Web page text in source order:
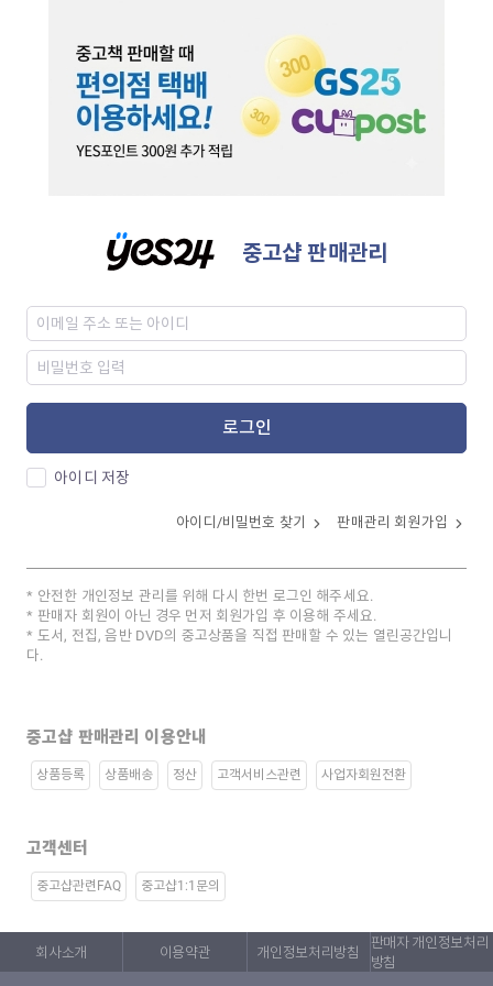
중고샵 판매관리
로그인
아이디 저장
아이디/비밀번호 찾기 판매관리 회원가입
안전한 개인정보 관리를 위해 다시 한번 로그인 해주세요.
판매자 회원이 아닌 경우 먼저 회원가입 후 이용해 주세요.
도서, 전집, 음반 DVD의 중고상품을 직접 판매할 수 있는 열린공간입니
다.
중고샵 판매관리 이용안내
상품등록 상품배송 정산 고객서비스관련 사업자회원전환
고객센터
중고샵관련FAQ 중고샵1:1문의
회사소개 이용약관 개인정보처리방침
판매자 개인정보처리
방침